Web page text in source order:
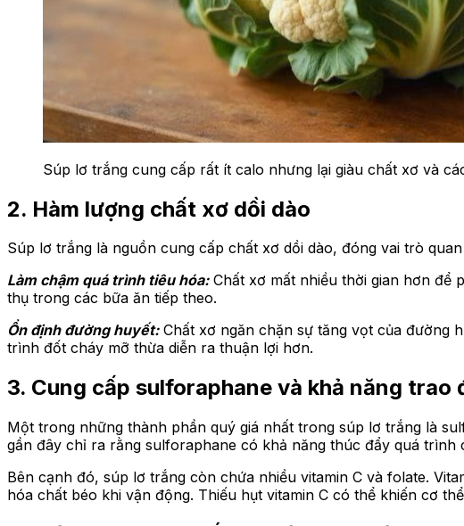
Súp lơ trắng cung cấp rất ít calo nhưng lại giàu chất xơ và
2. Hàm lượng chất xơ dồi dào
Súp lơ trắng là nguồn cung cấp chất xơ dồi dào, đóng vai trò
Làm chậm quá trình tiêu hóa:Chất xơ mất nhiều thời gian hơn để
thụ trong các bữa ăn tiếp theo.
Ổn định đường huyết:Chất xơ ngăn chặn sự tăng vọt của đường
trình đốt cháy mỡ thừa diễn ra thuận lợi hơn.
3. Cung cấp sulforaphane và khả năng trao
Một trong những thành phần quý giá nhất trong súp lơ trắng là
gần đây chỉ ra rằng sulforaphane có khả năng thúc đẩy quá
Bên cạnh đó, súp lơ trắng còn chứa nhiều vitamin C và folate.
hóa chất béo khi vận động. Thiếu hụt vitamin C có thể khiến cơ